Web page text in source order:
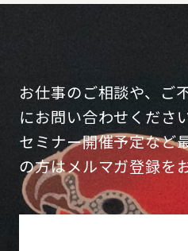
お仕事のご相談や、ご
にお問い合わせください
セミナー開催予定など
の方はメルマガ登録を